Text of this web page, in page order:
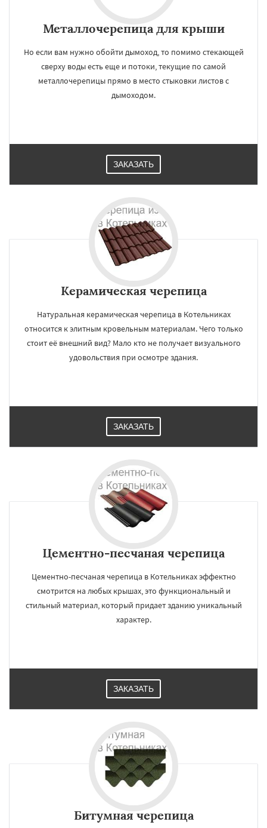
Металлочерепица для крыши
Но если вам нужно обойти дымоход, то помимо стекающей
сверху воды есть еще и потоки, текущие по самой
металлочерепицы прямо в место стыковки листов с
дымоходом.
ЗАКАЗАТЬ
Керамическая черепица
Натуральная керамическая черепица в Котельниках
относится к элитным кровельным материалам. Чего только
стоит её внешний вид? Мало кто не получает визуального
удовольствия при осмотре здания.
ЗАКАЗАТЬ
Цементно-песчаная черепица
Цементно-песчаная черепица в Котельниках эффектно
смотрится на любых крышах, это функциональный и
стильный материал, который придает зданию уникальный
характер.
ЗАКАЗАТЬ
Битумная черепица